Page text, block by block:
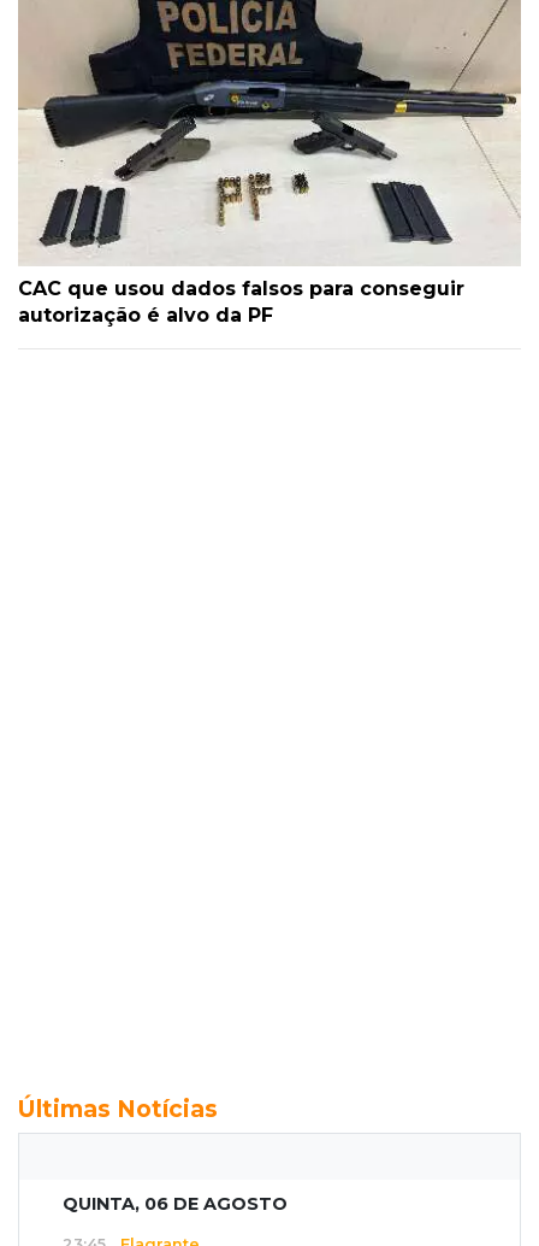
CAC que usou dados falsos para conseguir
autorização é alvo da PF
Últimas Notícias
QUINTA, 06 DE AGOSTO